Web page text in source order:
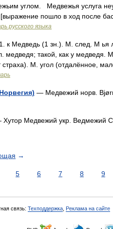
углом. Медвежья услуга
пошло в ход после
русского языка
к Медведь (1 зн.). М. след. М ья
такой, как у медведя.
М. угол (отдалённое,
— Медвежий норв.
Медвежий укр. Ведмежий
→
5 6 7 8 9
связь: Техподдержка Реклама на сайте